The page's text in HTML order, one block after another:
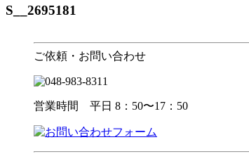
S__2695181
ご依頼・お問い合わせ
営業時間 平日 8：50〜17：50